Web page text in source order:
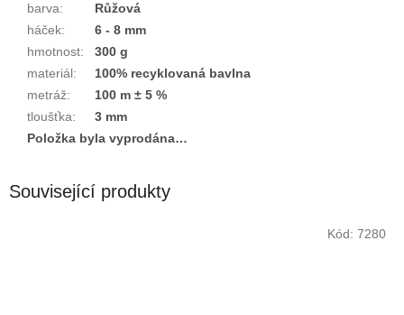
barva:
Růžová
háček:
6 - 8 mm
hmotnost:
300 g
materiál:
100% recyklovaná bavlna
metráž:
100 m ± 5 %
tloušťka:
3 mm
Položka byla vyprodána…
Související produkty
Kód: 7280